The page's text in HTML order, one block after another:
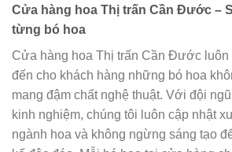
Cửa hàng hoa Thị trấn Cần Đước –
từng bó hoa
Cửa hàng hoa Thị trấn Cần Đước luôn
đến cho khách hàng những bó hoa
mang đậm chất nghệ thuật. Với đội
kinh nghiệm, chúng tôi luôn cập nhật
ngành hoa và không ngừng sáng tạo